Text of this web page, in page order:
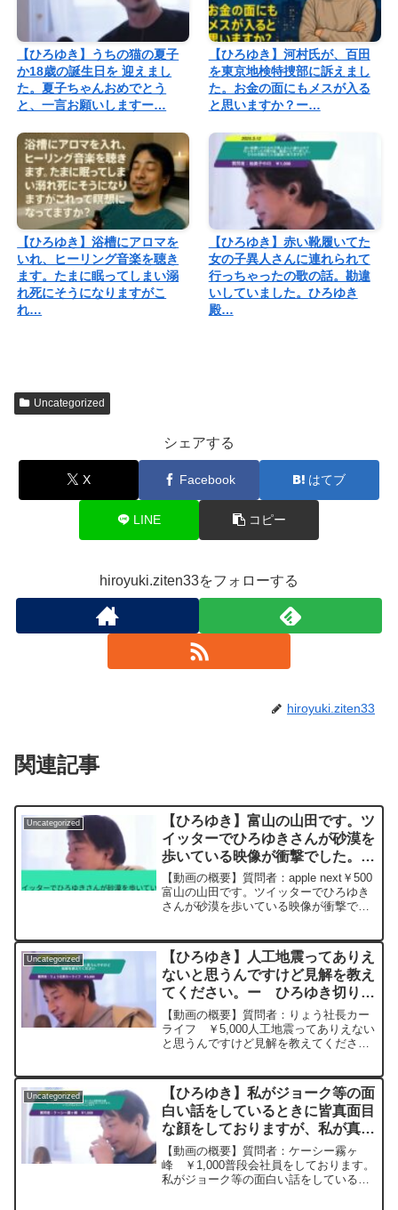
【ひろゆき】うちの猫の夏子
か18歳の誕生日を 迎えまし
た。夏子ちゃんおめでとう
と、一言お願いしますー…
【ひろゆき】河村氏が、百田
を東京地検特捜部に訴えまし
た。お金の面にもメスが入る
と思いますか？ー…
【ひろゆき】浴槽にアロマを
いれ、ヒーリング音楽を聴き
ます。たまに眠ってしまい溺
れ死にそうになりますがこ
れ…
【ひろゆき】赤い靴履いてた
女の子異人さんに連れられて
行っちゃったの歌の話。勘違
いしていました。ひろゆき
殿…
Uncategorized
シェアする
X Facebook はてブ
LINE コピー
hiroyuki.ziten33をフォローする
hiroyuki.ziten33
関連記事
Uncategorized
【ひろゆき】富山の山田です。ツ
イッターでひろゆきさんが砂漠を
歩いている映像が衝撃でした。あ
れは何だったんですか？ー ひろ
ゆき切り抜き 20230728
【動画の概要】質問者：apple next￥500
富山の山田です。ツイッターでひろゆき
さんが砂漠を歩いている映像が衝撃でし
ましたか？あれからスパチャデビューし
て中毒...
Uncategorized
【ひろゆき】人工地震ってありえ
ないと思うんですけど見解を教え
てください。ー ひろゆき切り抜
き 20240111
【動画の概要】質問者：りょう社長カー
ライフ ￥5,000人工地震ってありえない
と思うんですけど見解を教えてくださ
ジアワインを呑みながら。2024/01/11
J22 ...
Uncategorized
【ひろゆき】私がジョーク等の面
白い話をしているときに皆真面目
な顔をしておりますが、私が真面
目な話をしている時に笑っており
ます。どうしたらよろしいでしょ
うか？ー ひろゆき切り抜き
【動画の概要】質問者：ケーシー霧ヶ
峰 ￥1,000普段会社員をしております。
私がジョーク等の面白い話をしていると